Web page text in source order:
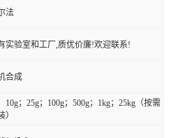
法
实验室和工厂,质优价廉!欢迎联系!
合成
10g；25g；100g；500g；1kg；25kg（按需
）